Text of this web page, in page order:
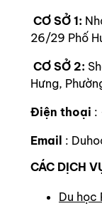
CƠ SỞ 1:
26/29 Phố
CƠ SỞ 2:
Hưng,
Điện thoại :
Email :
CÁC DỊCH
Du học